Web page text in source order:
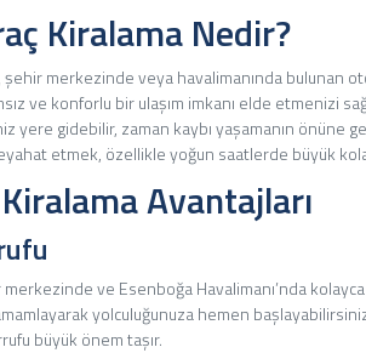
Kiralama Nedir?
şehir merkezinde veya havalimanında bulunan
ve konforlu bir ulaşım imkanı elde etmenizi
yere gidebilir, zaman kaybı yaşamanın önüne
etmek, özellikle yoğun saatlerde büyük
Avantajları
ve Esenboğa Havalimanı’nda
yolculuğunuza hemen
büyük önem taşır.